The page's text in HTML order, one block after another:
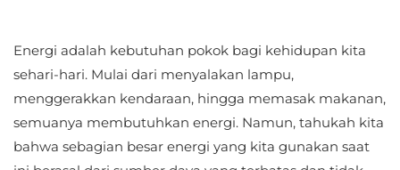
Energi adalah kebutuhan pokok bagi kehidupan kita
sehari-hari. Mulai dari menyalakan lampu,
menggerakkan kendaraan, hingga memasak makanan,
semuanya membutuhkan energi. Namun, tahukah kita
bahwa sebagian besar energi yang kita gunakan saat